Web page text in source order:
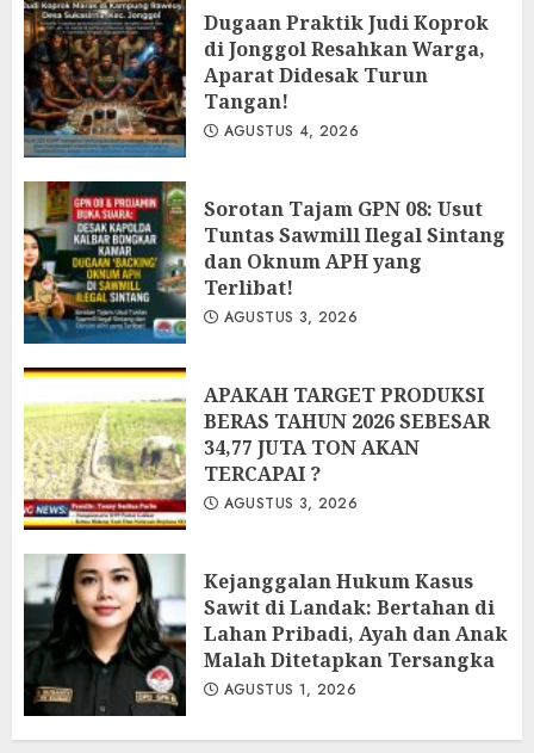
Dugaan Praktik Judi Koprok
di Jonggol Resahkan Warga,
Aparat Didesak Turun
Tangan!
AGUSTUS 4, 2026
‎Sorotan Tajam GPN 08: Usut
Tuntas Sawmill Ilegal Sintang
dan Oknum APH yang
Terlibat!
AGUSTUS 3, 2026
APAKAH TARGET PRODUKSI
BERAS TAHUN 2026 SEBESAR
34,77 JUTA TON AKAN
TERCAPAI ?
AGUSTUS 3, 2026
Kejanggalan Hukum Kasus
Sawit di Landak: Bertahan di
Lahan Pribadi, Ayah dan Anak
Malah Ditetapkan Tersangka
AGUSTUS 1, 2026